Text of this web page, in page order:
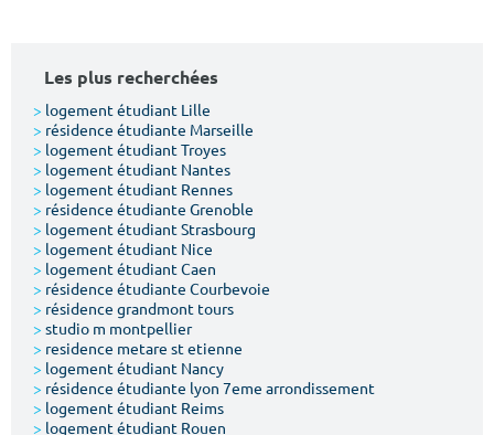
Type de location
Votre date d'entrée
Chercher
Les plus recherchées
> logement étudiant Lille
> résidence étudiante Marseille
> logement étudiant Troyes
> logement étudiant Nantes
> logement étudiant Rennes
> résidence étudiante Grenoble
> logement étudiant Strasbourg
> logement étudiant Nice
> logement étudiant Caen
> résidence étudiante Courbevoie
> résidence grandmont tours
> studio m montpellier
> residence metare st etienne
> logement étudiant Nancy
> résidence étudiante lyon 7eme arrondissement
> logement étudiant Reims
> logement étudiant Rouen